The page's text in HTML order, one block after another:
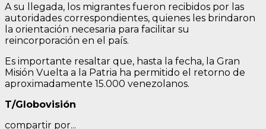
A su llegada, los migrantes fueron recibidos por las
autoridades correspondientes, quienes les brindaron
la orientación necesaria para facilitar su
reincorporación en el país.
Es importante resaltar que, hasta la fecha, la Gran
Misión Vuelta a la Patria ha permitido el retorno de
aproximadamente 15.000 venezolanos.
T/Globovisión
compartir por...